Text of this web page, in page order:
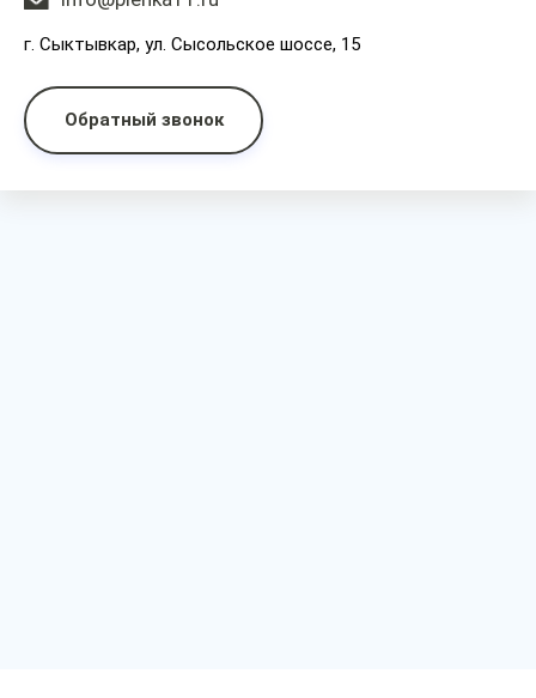
г. Сыктывкар, ул. Сысольское шоссе, 15
Обратный звонок